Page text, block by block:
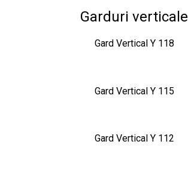
Garduri verticale
Gard Vertical Y 118
Gard Vertical Y 115
Gard Vertical Y 112